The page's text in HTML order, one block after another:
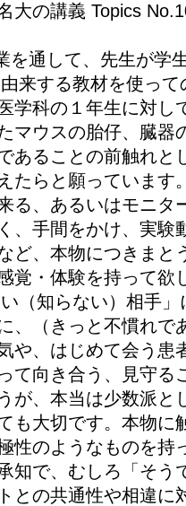
大の講義 Topics
を通して、先生が学
来する教材を使っ
学科の１年生に対し
マウスの胎仔、臓器
あることの前触れと
たらと願っていま
る、あるいはモニタ
、手間をかけ、実
ど、本物につきまと
覚・体験を持って欲
（知らない）相手
、（きっと不慣れで
や、はじめて会う患
て向き合う、見守る
が、本当は少数派と
も大切です。本物
性のようなものを持
知で、むしろ「そ
との共通性や相違に